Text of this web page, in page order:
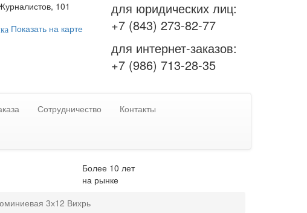
101
Показать на карте
для юридических лиц:
+7 (843) 273-82-77
для интернет-заказов:
+7 (986) 713-28-35
Сотрудничество Контакты
Более 10 лет
на рынке
3х12 Вихрь